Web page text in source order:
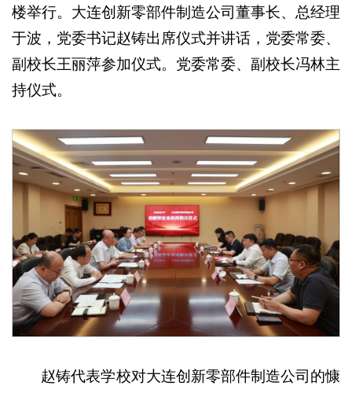
楼举行。大连创新零部件制造公司董事长、总经理
于波，党委书记赵铸出席仪式并讲话，党委常委、
副校长王丽萍参加仪式。党委常委、副校长冯林主
持仪式。
赵铸代表学校对大连创新零部件制造公司的慷